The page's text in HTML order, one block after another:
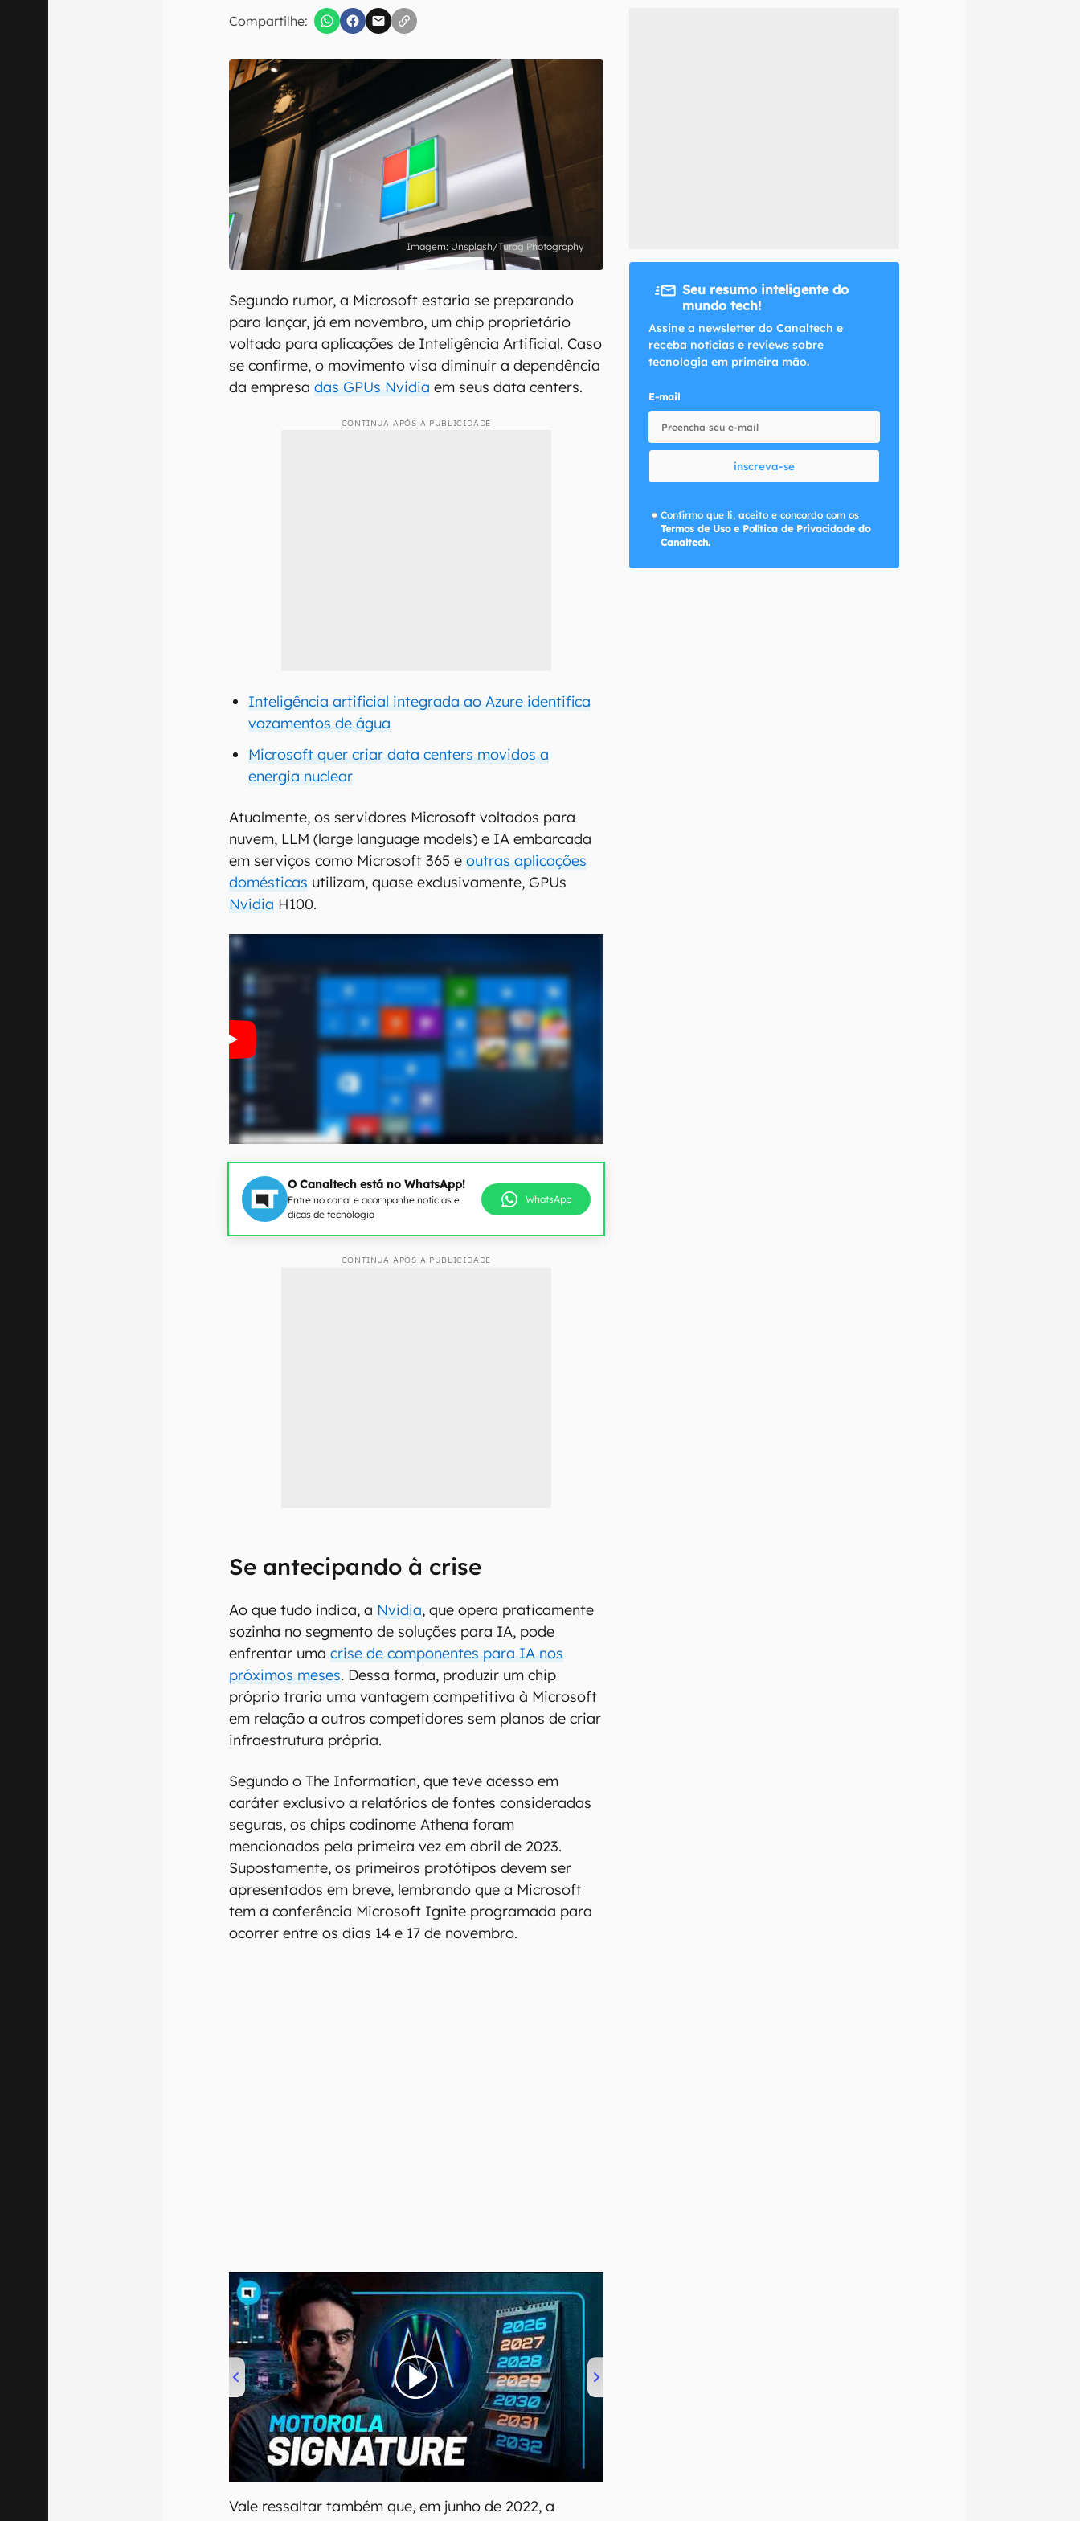
Compartilhe:
Confirmo que li, aceito e concordo com os Termos de Uso e Política de Privacidade do Canaltech.
Unsplash/Turag Photography
Segundo rumor, a Microsoft estaria se preparando
para lançar, já em novembro, um chip proprietário
voltado para aplicações de Inteligência Artificial. Caso
se confirme, o movimento visa diminuir a dependência
da empresadas GPUs Nvidia em seus data centers.
CONTINUA APÓS A PUBLICIDADE
Inteligência artificial integrada ao Azure identifica
vazamentos de água
Microsoft quer criar data centers movidos a
energia nuclear
Atualmente, os servidores Microsoft voltados para
nuvem, LLM (large language models) e IA embarcada
em serviços como Microsoft 365 eoutras aplicações
domésticas utilizam, quase exclusivamente, GPUs
Nvidia H100.
O Canaltech está no WhatsApp!
Entre no canal e acompanhe notícias e
dicas de tecnologia
WhatsApp
CONTINUA APÓS A PUBLICIDADE
Se antecipando à crise
Ao que tudo indica, a Nvidia, que opera praticamente
sozinha no segmento de soluções para IA, pode
enfrentar umacrise de componentes para IA nos
próximos meses. Dessa forma, produzir um chip
próprio traria uma vantagem competitiva à Microsoft
em relação a outros competidores sem planos de criar
infraestrutura própria.
Segundo o The Information, que teve acesso em
caráter exclusivo a relatórios de fontes consideradas
seguras, os chips codinome Athena foram
mencionados pela primeira vez em abril de 2023.
Supostamente, os primeiros protótipos devem ser
apresentados em breve, lembrando que a Microsoft
tem a conferência Microsoft Ignite programada para
ocorrer entre os dias 14 e 17 de novembro.
00:00 20:46
Vale ressaltar também que, em junho de 2022, a
Seu resumo inteligente do
mundo tech!
Assine a newsletter do Canaltech e
receba notícias e reviews sobre
tecnologia em primeira mão.
E-mail
inscreva-se
Confirmo que li, aceito e concordo com os
Termos de Uso e Política de Privacidade do
Canaltech.